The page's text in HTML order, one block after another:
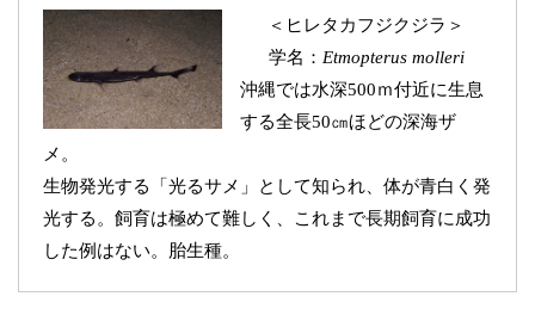
＜ヒレタカフジクジラ＞
学名： Etmopterus molleri
沖縄では水深500ｍ付近に生息
する全長50㎝ほどの深海ザ
メ。
生物発光する「光るサメ」として知られ、体が青白く発
光する。飼育は極めて難しく、これまで長期飼育に成功
した例はない。胎生種。